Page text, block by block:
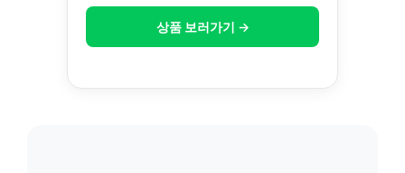
상품 보러가기 →